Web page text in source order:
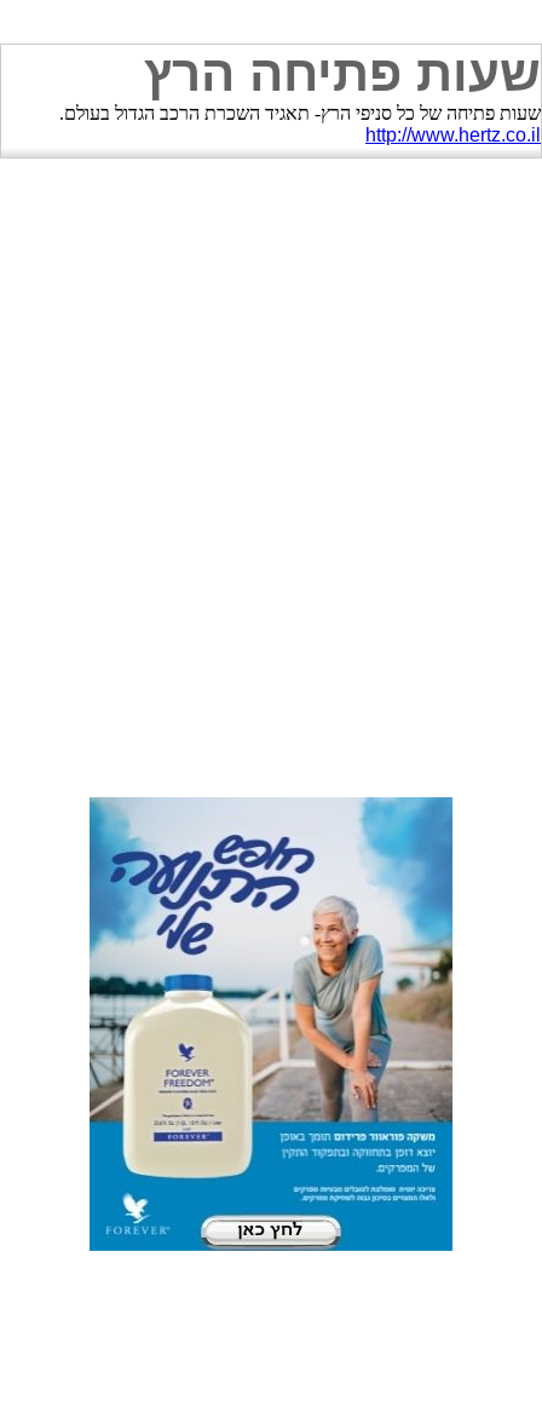
שעות פתיחה הרץ
שעות פתיחה של כל סניפי הרץ- תאגיד השכרת הרכב הגדול בעולם.
http://www.hertz.co.il